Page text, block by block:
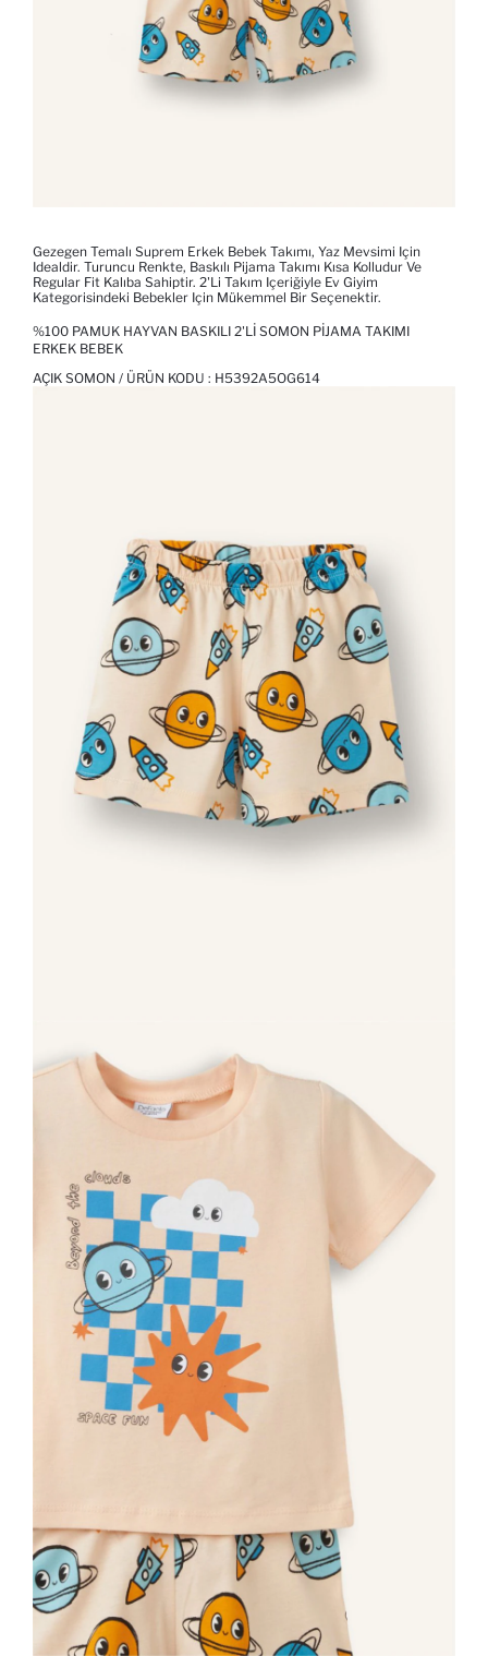
Gezegen Temalı Suprem Erkek Bebek Takımı, Yaz Mevsimi Için
Idealdir. Turuncu Renkte, Baskılı Pijama Takımı Kısa Kolludur Ve
Regular Fit Kalıba Sahiptir. 2'li Takım Içeriğiyle Ev Giyim
Kategorisindeki Bebekler Için Mükemmel Bir Seçenektir.
%100 PAMUK HAYVAN BASKILI 2'LI SOMON PIJAMA TAKIMI
ERKEK BEBEK
AÇIK SOMON / ÜRÜN KODU : H5392A5OG614